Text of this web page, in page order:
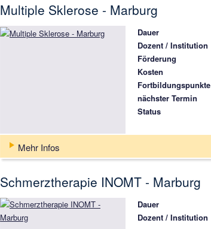
Multiple Sklerose - Marburg
Dauer
Dozent / Institution
Förderung
Kosten
Fortbildungspunkte
nächster Termin
Status
Mehr Infos
Schmerztherapie INOMT - Marburg
Dauer
Dozent / Institution